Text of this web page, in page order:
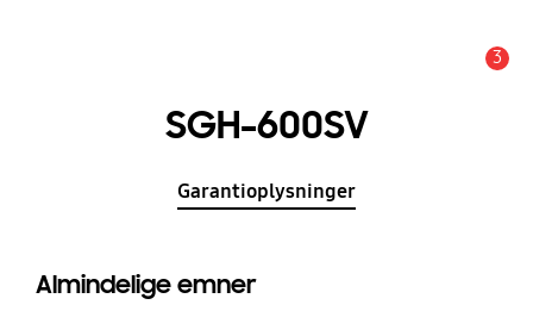
3
SGH-600SV
Garantioplysninger
Almindelige emner